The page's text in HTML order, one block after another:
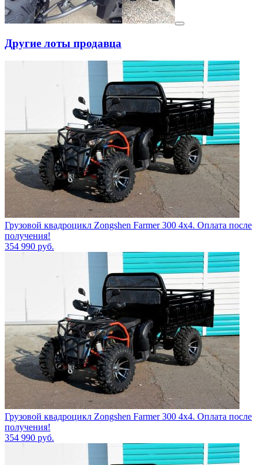
Другие лоты продавца
Грузовой квадроцикл Zongshen Farmer 300 4х4. Оплата после
получения!
354 990 руб.
Грузовой квадроцикл Zongshen Farmer 300 4х4. Оплата после
получения!
354 990 руб.